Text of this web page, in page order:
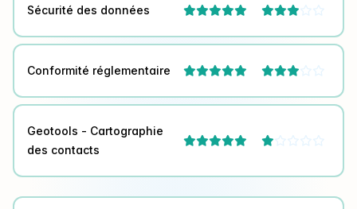
Sécurité des données  
Conformité réglementaire  
Geotools - Cartographie
des contacts
 